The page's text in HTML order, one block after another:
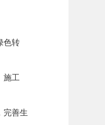
色转
施工
完善生